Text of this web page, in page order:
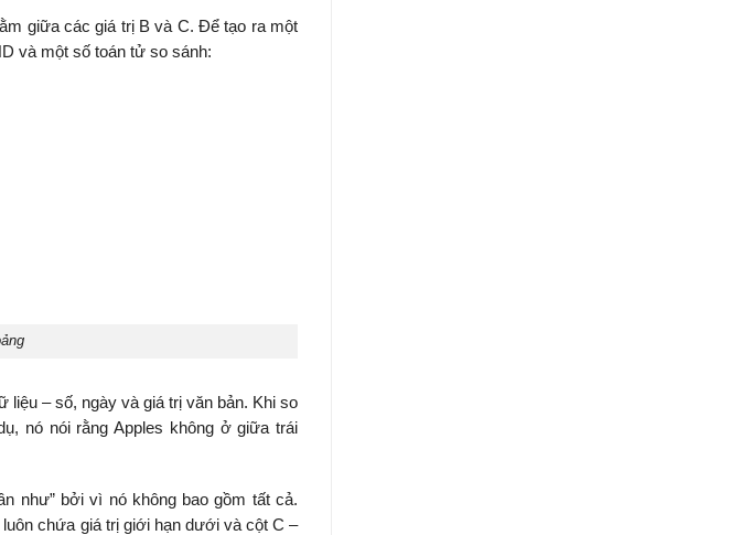
giữa các giá trị B và C. Để tạo ra một
và một số toán tử so sánh:
liệu – số, ngày và giá trị văn bản. Khi so
nó nói rằng Apples không ở giữa trái
như” bởi vì nó không bao gồm tất cả.
chứa giá trị giới hạn dưới và cột C –